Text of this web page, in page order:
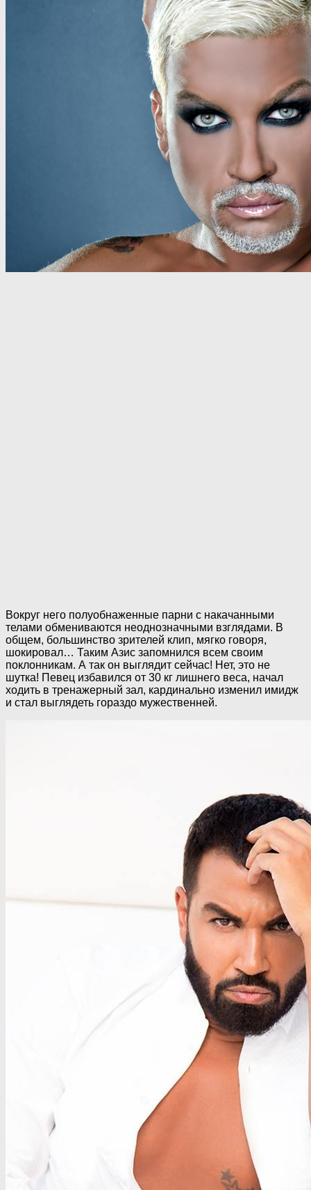
Вокруг него полуобнаженные парни с накачанными
телами обмениваются неоднозначными взглядами. В
общем, большинство зрителей клип, мягко говоря,
шокировал… Таким Азис запомнился всем своим
поклонникам. А так он выглядит сейчас! Нет, это не
шутка! Певец избавился от 30 кг лишнего веса, начал
ходить в тренажерный зал, кардинально изменил имидж
и стал выглядеть гораздо мужественней.